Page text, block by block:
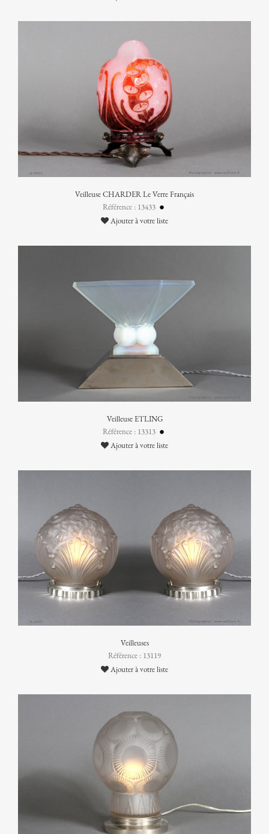
Veilleuse CHARDER Le Verre Français
Référence : 13433
Ajouter à votre liste
Veilleuse ETLING
Référence : 13313
Ajouter à votre liste
Veilleuses
Référence : 13119
Ajouter à votre liste